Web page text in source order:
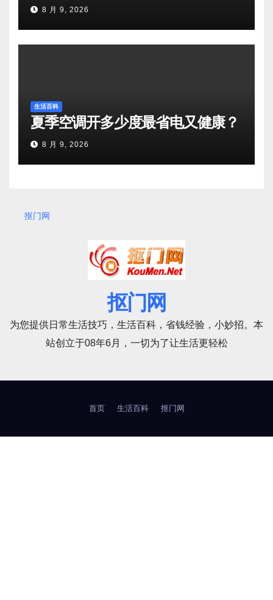
8 月 9, 2026
生活百科
夏季空调开多少度最省电又健康？
8 月 9, 2026
抠门网
抠门网
为您提供日常生活技巧，生活百科，省钱经验，小妙招。本
站创立于08年6月，一切为了让生活更轻松
首页 生活百科 抠门网